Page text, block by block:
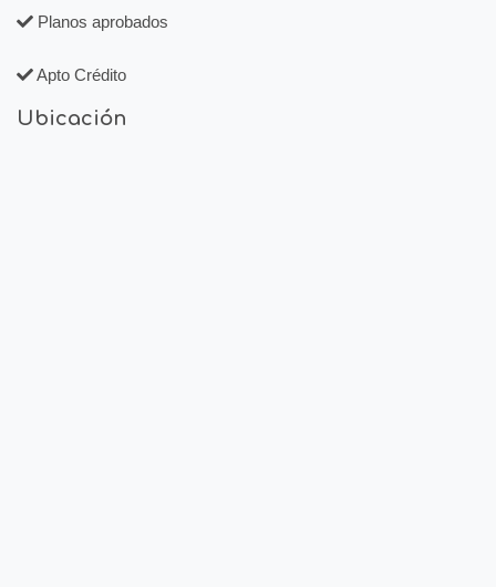
Planos aprobados
Apto Crédito
Ubicación